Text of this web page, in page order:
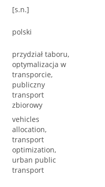
[s.n.]
polski
przydział taboru,
optymalizacja w
transporcie,
publiczny
transport
zbiorowy
vehicles
allocation,
transport
optimization,
urban public
transport